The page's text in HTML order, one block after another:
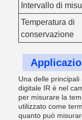
Intervallo di
Temperatura di
conservazione
Una delle
digitale IR è nel
per misurare la
utilizzato come
quanto può